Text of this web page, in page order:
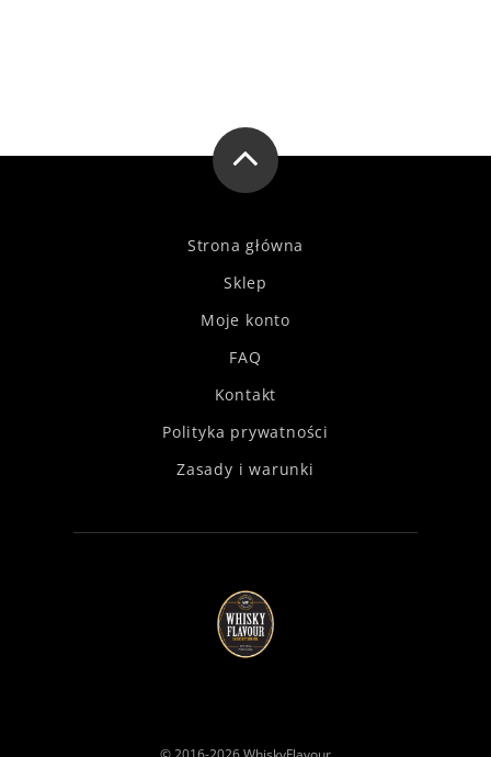
Strona główna
Sklep
Moje konto
FAQ
Kontakt
Polityka prywatności
Zasady i warunki